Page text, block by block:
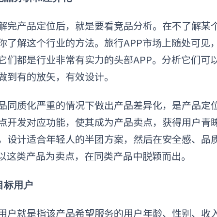
完产品定位后，就是要看竞品分析。在不了解某
了解这个行业的方法。旅行APP市场上随处可见
们都是行业非常有实力的头部APP。分析它们可
到有的放矢，有效设计。
同质化严重的情况下做出产品差异化，是产品定
开发对应功能，使其成为产品卖点，获得用户青
设计适合年轻人的半团方案，然后在安全感、品
这类产品为卖点，在同类产品中脱颖而出。
标用户
户就是指该产品希望服务的用户年龄、性别、收